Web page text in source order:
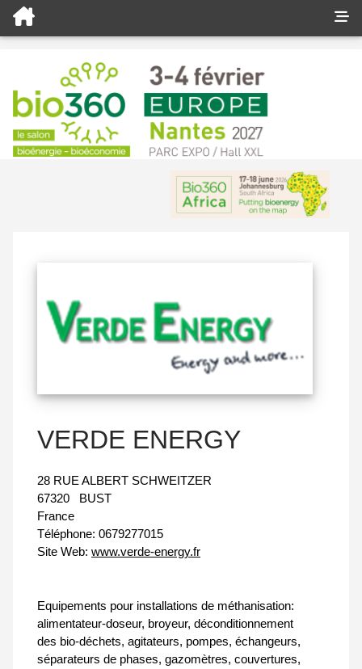
VERDE ENERGY
28 RUE ALBERT SCHWEITZER
67320
BUST
France
Téléphone: 0679277015
Site Web: www.verde-energy.fr
Equipements pour installations de méthanisation:
alimentateur-doseur, broyeur, déconditionnement
des bio-déchets, agitateurs, pompes, échangeurs,
séparateurs de phases, gazomètres, couvertures,